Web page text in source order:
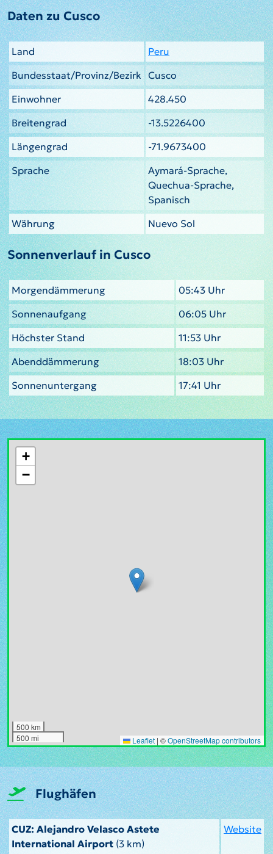
Daten zu Cusco
Land
Peru
Bundesstaat/Provinz/Bezirk Cusco
Einwohner
428.450
Breitengrad
-13.5226400
Längengrad
-71.9673400
Sprache
Aymará-Sprache,
Quechua-Sprache,
Spanisch
Währung
Nuevo Sol
Sonnenverlauf in Cusco
Morgendämmerung
05:43 Uhr
Sonnenaufgang
06:05 Uhr
Höchster Stand
11:53 Uhr
Abenddämmerung
18:03 Uhr
Sonnenuntergang
17:41 Uhr
+
−
500 km
500 mi
Leaflet | ©OpenStreetMap contributors
Flughäfen
CUZ: Alejandro Velasco Astete
International Airport (3 km)
Website